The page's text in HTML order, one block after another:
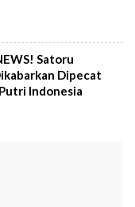
Satoru
Dipecat
Indonesia